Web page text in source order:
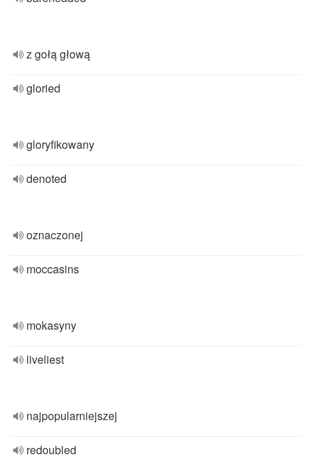
z gołą głową
gloried
gloryfikowany
denoted
oznaczonej
moccasins
mokasyny
liveliest
najpopularniejszej
redoubled